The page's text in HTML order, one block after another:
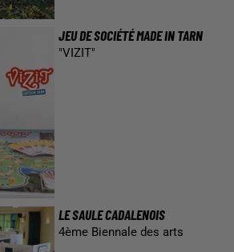
JEU DE SOCIÉTÉ MADE IN TARN
"VIZIT"
LE SAULE CADALENOIS
4ème Biennale des arts